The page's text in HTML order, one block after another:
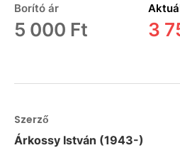
Borító ár
5 000 Ft 3
Szerző
Árkossy István (1943-)